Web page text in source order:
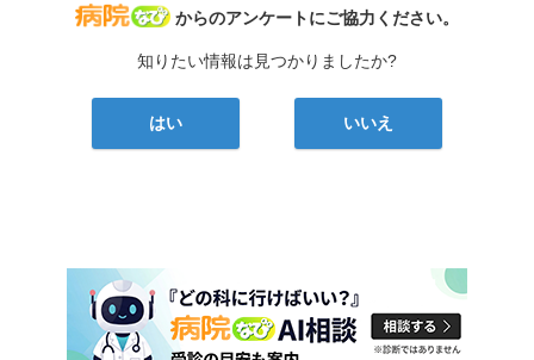
病院なび
からのアンケートにご協力ください。
知りたい情報は見つかりましたか?
はい いいえ